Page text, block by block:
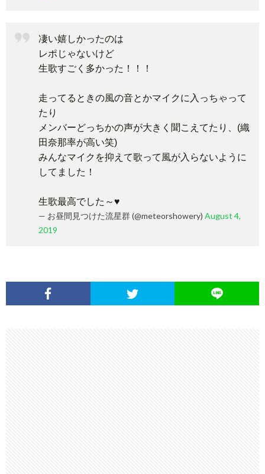
凄い嬉しかったのは
レポじゃないけど
生歌すごく多かった！！！
走ってるときの風の音とかマイクに入っちゃって
たり
メンバーどっちかの声が大きく聞こえてたり、(織
田奈那率が高い笑)
みんなマイクを抑えて歌って風が入らないように
してました！
生歌最高でした～♥
— お昼間見つけた流星群 (@meteorshowery) August 4,
2019